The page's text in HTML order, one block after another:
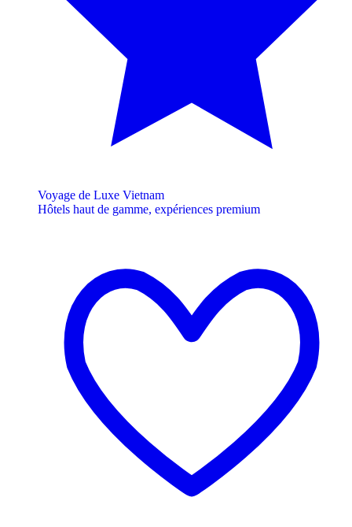
Voyage de Luxe Vietnam
Hôtels haut de gamme, expériences premium